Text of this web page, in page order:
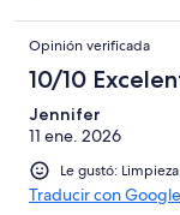
Opinión verificada
10/10
Jennifer
11 ene. 2026
Le gustó:
Traducir con Google